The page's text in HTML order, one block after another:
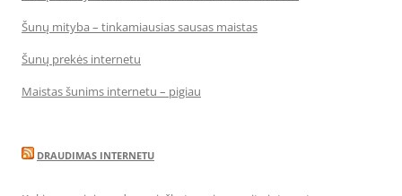
Šunų mityba – tinkamiausias sausas maistas
Šunų prekės internetu
Maistas šunims internetu – pigiau
DRAUDIMAS INTERNETU